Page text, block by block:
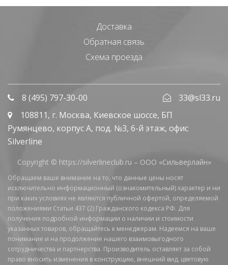
Доставка
Обратная связь
Схема проезда
8 (495) 797-30-00
33@sl33.ru
108811, г. Москва, Киевское шоссе, БП
Румянцево, корпус А, под. №3, 6-й этаж, офис
Silverline
Copyright © https://silverlineclub.ru – ООО «Сильверлайн»
Обращаем ваше внимание на то, что данные цены носят
исключительно информационный (ознакомительный) характер и ни
при каких условиях не являются публичной офертой, определяемой
положениями Статьи 437 (2) Гражданского кодекса РФ. Для
получения подробной информации о наличии и стоимости
указанных товаров, обращайтесь к менеджерам. Надеемся на ваше
понимание и на продолжение нашего взаимовыгодного
сотрудничества и партнерства. Производитель оставляет за собой
право вносить изменения в конструкцию, внешний вид, цветовую